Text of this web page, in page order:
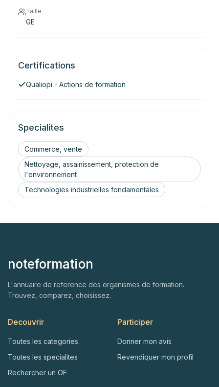
Taille
GE
Certifications
Qualiopi - Actions de formation
Specialites
Commerce, vente
Nettoyage, assainissement, protection de
l'environnement
Technologies industrielles fondamentales
noteformation
L'annuaire de reference des organismes de formation.
Trouvez, comparez, choisissez.
Decouvrir
Toutes les categories
Toutes les specialites
Rechercher un OF
Participer
Donner mon avis
Revendiquer mon profil